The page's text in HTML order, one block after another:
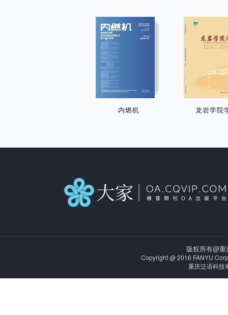
内燃机 龙岩学院
版权所有@
Copyright @ 2016 FANYU
重庆泛语科技